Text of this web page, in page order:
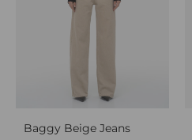
Baggy Beige Jeans